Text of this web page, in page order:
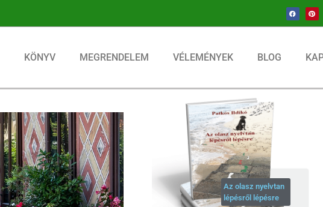
KÖNYV MEGRENDELEM VÉLEMÉNYEK BLOG
Az olasz nyelvtan
lépésről lépésre